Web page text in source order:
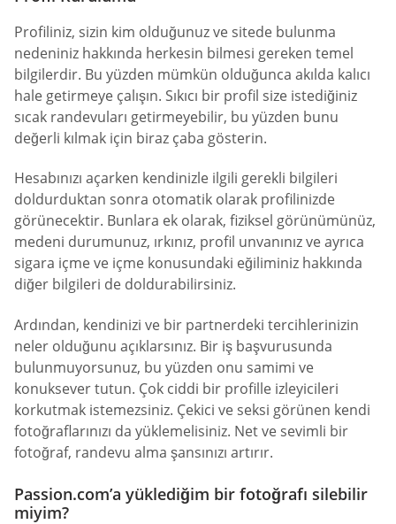
Profiliniz, sizin kim olduğunuz ve sitede bulunma
nedeniniz hakkında herkesin bilmesi gereken temel
bilgilerdir. Bu yüzden mümkün olduğunca akılda kalıcı
hale getirmeye çalışın. Sıkıcı bir profil size istediğiniz
sıcak randevuları getirmeyebilir, bu yüzden bunu
değerli kılmak için biraz çaba gösterin.
Hesabınızı açarken kendinizle ilgili gerekli bilgileri
doldurduktan sonra otomatik olarak profilinizde
görünecektir. Bunlara ek olarak, fiziksel görünümünüz,
medeni durumunuz, ırkınız, profil unvanınız ve ayrıca
sigara içme ve içme konusundaki eğiliminiz hakkında
diğer bilgileri de doldurabilirsiniz.
Ardından, kendinizi ve bir partnerdeki tercihlerinizin
neler olduğunu açıklarsınız. Bir iş başvurusunda
bulunmuyorsunuz, bu yüzden onu samimi ve
konuksever tutun. Çok ciddi bir profille izleyicileri
korkutmak istemezsiniz. Çekici ve seksi görünen kendi
fotoğraflarınızı da yüklemelisiniz. Net ve sevimli bir
fotoğraf, randevu alma şansınızı artırır.
Passion.com’a yüklediğim bir fotoğrafı silebilir
miyim?